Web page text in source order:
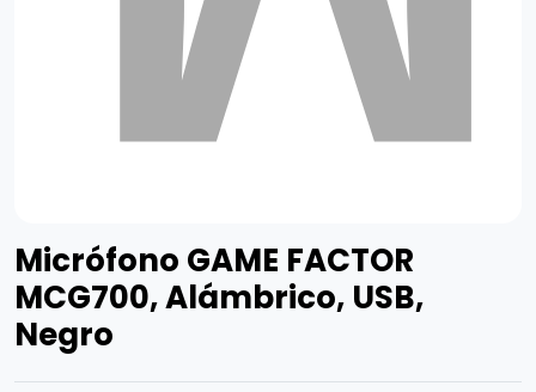
Micrófono GAME FACTOR
MCG700, Alámbrico, USB,
Negro